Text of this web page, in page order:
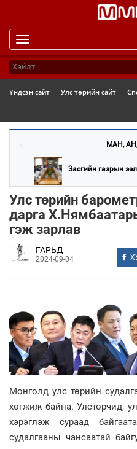
Үндсэн сайт Улс төрийн сайт
МАН,
Засгийн газрын
Улс төрийн
дарга
гэж зарлав
ГАРЬД
2024-09-04
Монголд улс төрийн
хөгжиж байна. Улстөрчид,
хэрэглэж сураад
судалгааны чансаатай